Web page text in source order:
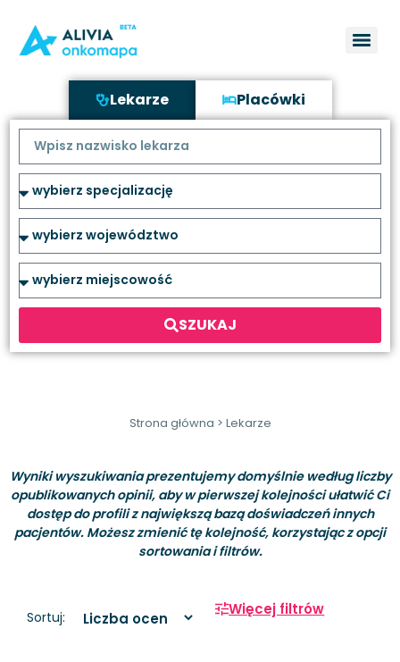
Lekarze Placówki
SZUKAJ
Strona główna > Lekarze
Wyniki wyszukiwania prezentujemy domyślnie według liczby
opublikowanych opinii, aby w pierwszej kolejności ułatwić Ci
dostęp do profili z największą bazą doświadczeń innych
pacjentów. Możesz zmienić tę kolejność, korzystając z opcji
sortowania i filtrów.
Sortuj: Więcej filtrów